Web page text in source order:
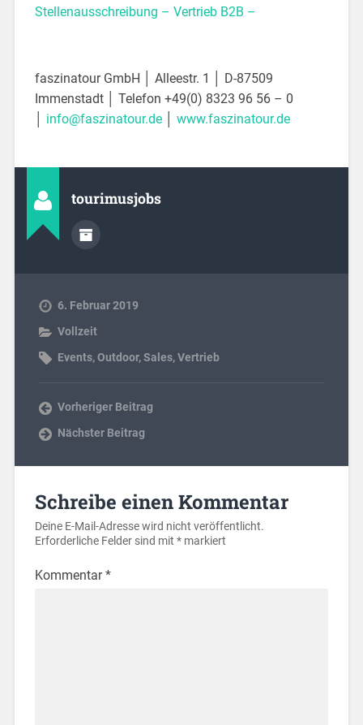
Stellenausschreibung – Vertrieb B2B –
faszinatour GmbH │ Alleestr. 1 │ D-87509
Immenstadt │ Telefon +49(0) 8323 96 56 – 0
info@faszinatour.de│ www.faszinatour.de
tourimusjobs
6. Februar 2019
Vollzeit
Events,Outdoor,Sales,Vertrieb
Vorheriger Beitrag
Nächster Beitrag
Schreibe einen Kommentar
Deine E-Mail-Adresse wird nicht veröffentlicht.
Erforderliche Felder sind mit *markiert
Kommentar*